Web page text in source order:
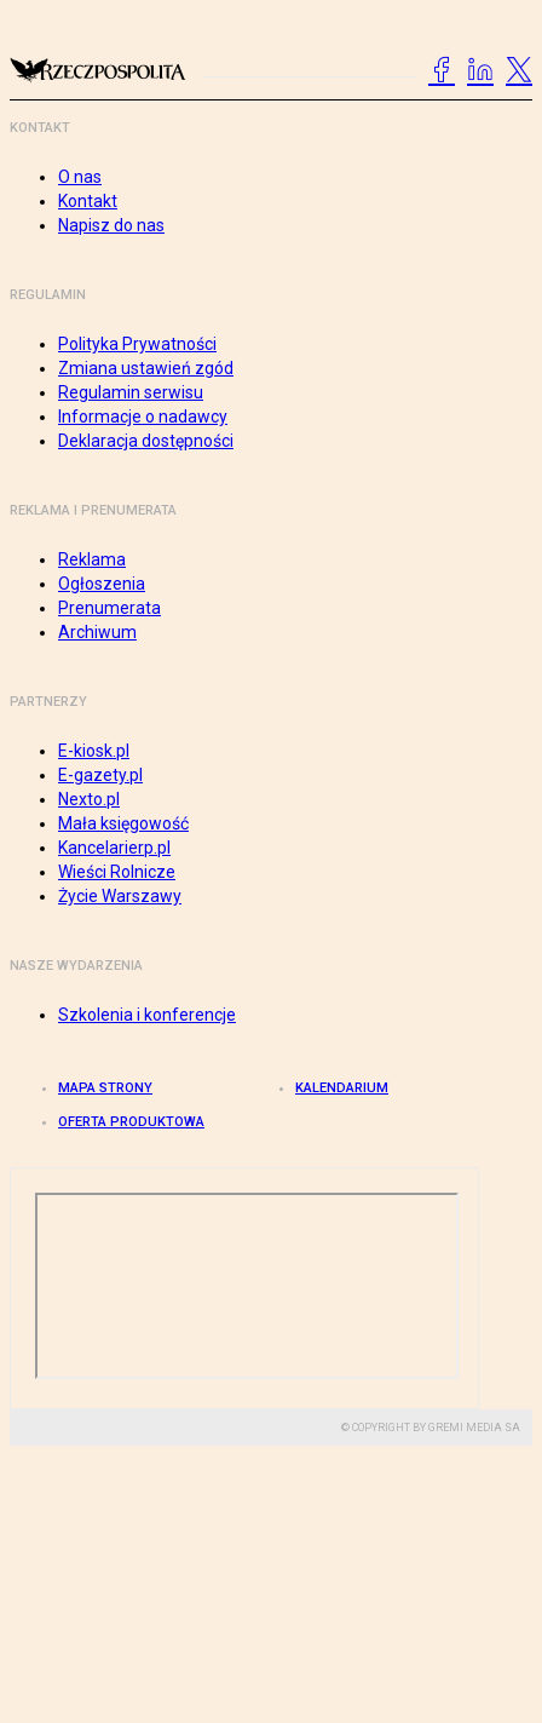
KONTAKT
O nas
Kontakt
Napisz do nas
REGULAMIN
Polityka Prywatności
Zmiana ustawień zgód
Regulamin serwisu
Informacje o nadawcy
Deklaracja dostępności
REKLAMA I PRENUMERATA
Reklama
Ogłoszenia
Prenumerata
Archiwum
PARTNERZY
E-kiosk.pl
E-gazety.pl
Nexto.pl
Mała księgowość
Kancelarierp.pl
Wieści Rolnicze
Życie Warszawy
NASZE WYDARZENIA
Szkolenia i konferencje
MAPA STRONY KALENDARIUM
OFERTA PRODUKTOWA
© COPYRIGHT BY GREMI MEDIA SA